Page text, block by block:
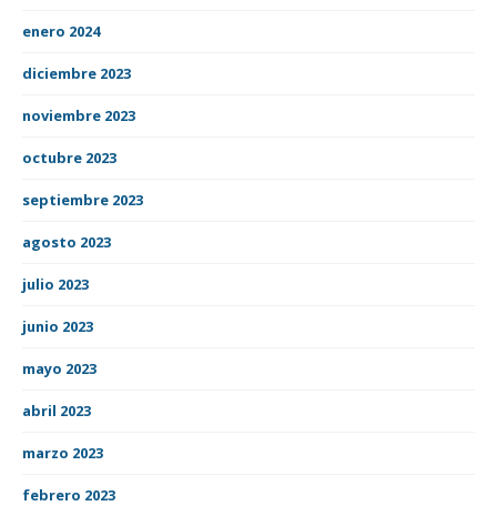
enero 2024
diciembre 2023
noviembre 2023
octubre 2023
septiembre 2023
agosto 2023
julio 2023
junio 2023
mayo 2023
abril 2023
marzo 2023
febrero 2023